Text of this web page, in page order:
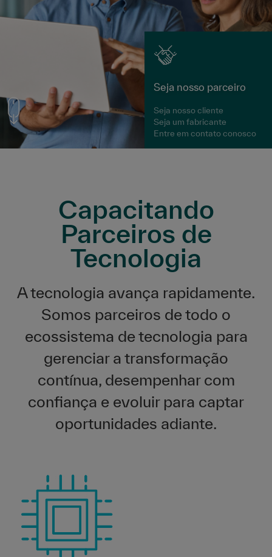
Seja nosso parceiro
Seja nosso cliente
Seja um fabricante
Entre em contato conosco
Capacitando
Parceiros de
Tecnologia
A tecnologia avança rapidamente.
Somos parceiros de todo o
ecossistema de tecnologia para
gerenciar a transformação
contínua, desempenhar com
confiança e evoluir para captar
oportunidades adiante.